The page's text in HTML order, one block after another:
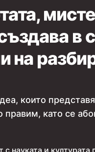
в
на
които
правим, като се
науката и културата